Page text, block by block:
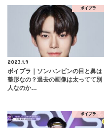
ボイプラ
2023.1.9
ボイプラ｜ソンハンビンの目と鼻は
整形なの？過去の画像は太ってて別
人なのか…
ボイプラ